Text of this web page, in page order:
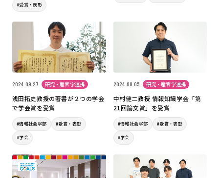
#受賞・表彰
2024.09.27 研究・産官学連携
浅田拓史教授の著書が２つの学会
で学会賞を受賞
#情報社会学部 #受賞・表彰
#学会
2024.08.05 研究・産官学連携
中村健二教授 情報知識学会「第
21回論文賞」を受賞
#情報社会学部 #受賞・表彰
#学会